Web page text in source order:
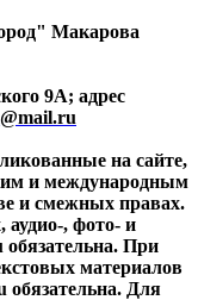
Макарова
9А; адрес
на сайте,
и международным
и смежных правах.
, фото- и
При
материалов
обязательна. Для